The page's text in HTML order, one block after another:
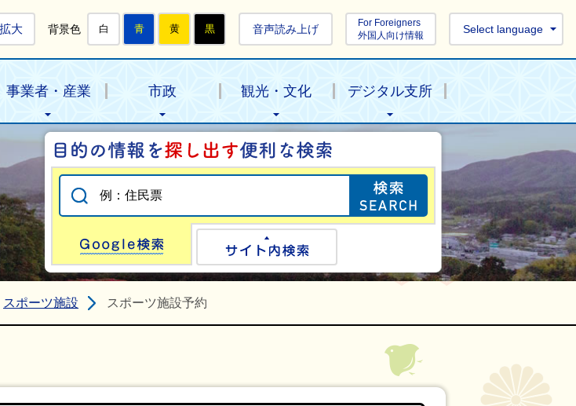
拡大 背景色 白 青 黄 黒 音声読み上げ
For Foreigners
外国人向け情報
Select language
事業者・産業 市政 観光・文化 デジタル支所
目的の情報を探
Google検索
スポーツ施設 スポーツ施設予約